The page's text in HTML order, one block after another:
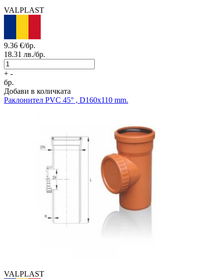
VALPLAST
9.36 €/бр.
18.31 лв./бр.
+ -
бр.
Добави в количката
Раклонител PVC 45° , D160x110 mm.
VALPLAST